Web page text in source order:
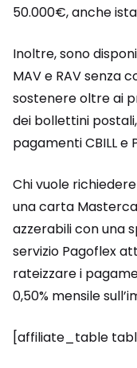
50.000€, anche
Inoltre, sono
MAV e RAV senza
sostenere oltre ai
dei bollettini
pagamenti CBILL e
Chi vuole
una carta
azzerabili con una
servizio Pagoflex
rateizzare i
0,50% mensile
[affiliate_table